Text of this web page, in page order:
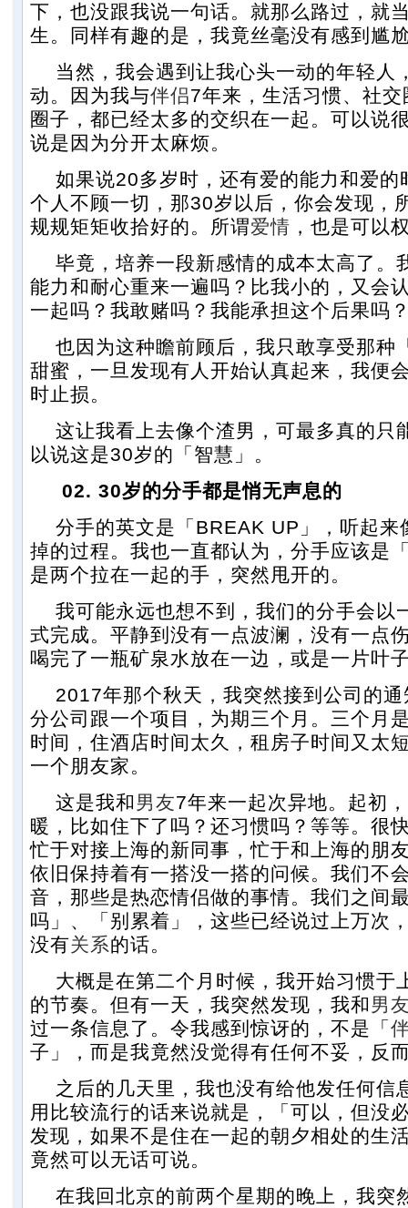
下，也没跟我说一句话。就那么路过，就
生。同样有趣的是，我竟丝毫没有感到尴
当然，我会遇到让我心头一动的年轻人
动。因为我与伴侣7年来，生活习惯、社
圈子，都已经太多的交织在一起。可以说
说是因为分开太麻烦。
如果说20多岁时，还有爱的能力和爱的
个人不顾一切，那30岁以后，你会发现，
规规矩矩收拾好的。所谓爱情 ，也是可以
毕竟，培养一段新感情的成本太高了。
能力和耐心重来一遍吗？比我小的，又会
一起吗？我敢赌吗？我能承担这个后果吗
也因为这种瞻前顾后，我只敢享受那种
甜蜜，一旦发现有人开始认真起来，我便
时止损。
这让我看上去像个渣男，可最多真的只
以说这是30岁的「智慧」。
02. 30岁的分手都是悄无声息的
分手的英文是「BREAK UP」，听起来
掉的过程。我也一直都认为，分手应该是
是两个拉在一起的手，突然甩开的。
我可能永远也想不到，我们的分手会以
式完成。平静到没有一点波澜，没有一点
喝完了一瓶矿泉水放在一边，或是一片叶
2017年那个秋天，我突然接到公司的通
分公司跟一个项目，为期三个月。三个月
时间，住酒店时间太久，租房子时间又太
一个朋友家。
这是我和 男友7年来一起次异地。起初
暖，比如住下了吗？还习惯吗？等等。很
忙于对接上海的新同事，忙于和上海的朋
依旧保持着有一搭没一搭的问候。我们不
音，那些是热恋情侣做的事情。我们之间
吗」、「别累着」，这些已经说过上万次
没有关系的话。
大概是在第二个月时候，我开始习惯于
的节奏。但有一天，我突然发现，我和 男
过一条信息了。令我感到惊讶的，不是「
子」，而是我竟然没觉得有任何不妥，反
之后的几天里，我也没有给他发任何信
用比较流行的话来说就是，「可以，但没
发现，如果不是住在一起的朝夕相处的生
竟然可以无话可说。
在我回北京的前两个星期的晚上，我突